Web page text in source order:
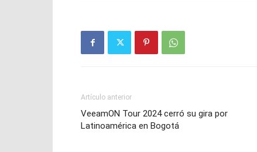
Artículo anterior
VeeamON Tour 2024 cerró su gira por
Latinoamérica en Bogotá